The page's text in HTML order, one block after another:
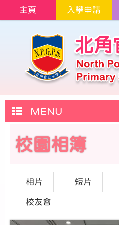
主頁 入學申請
MENU
校園相簿
相片 短片
校友會